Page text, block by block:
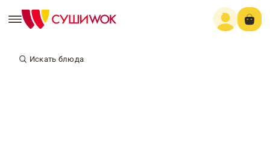
Искать блюда